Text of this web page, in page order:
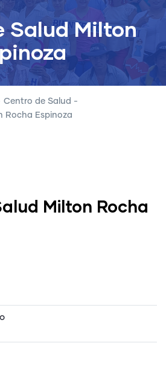
Salud Milton
Centro de Salud -
Rocha Espinoza
Milton Rocha